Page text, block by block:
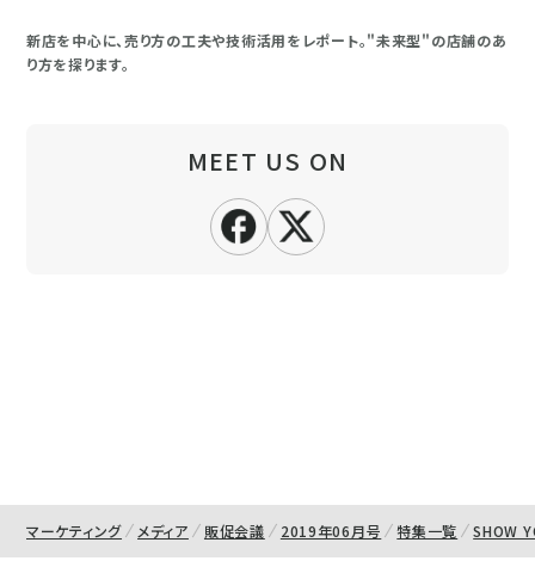
新店を中心に、売り方の工夫や技術活用をレポート。"未来型"の店舗のあ
り方を探ります。
MEET US ON
マーケティング メディア 販促会議 2019年06月号 特集一覧 SHOW